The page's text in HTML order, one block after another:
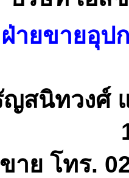
ายขายอุป
สนิทวงศ์
าย โทร.